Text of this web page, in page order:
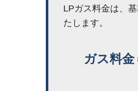
LPガス料金は、
たします。
ガス料